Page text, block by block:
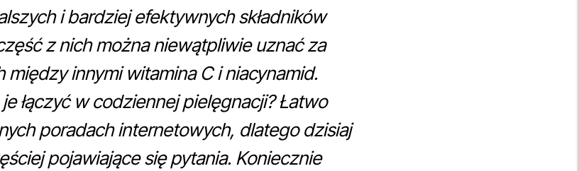
i bardziej efektywnych składników
z nich można niewątpliwie uznać za
między innymi witamina C i niacynamid.
łączyć w codziennej pielęgnacji? Łatwo
poradach internetowych, dlatego dzisiaj
pojawiające się pytania. Koniecznie